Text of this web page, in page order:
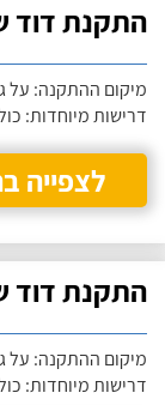
התקנת דוד
מיקום ההתקנה: על
דרישות מיוחדות:
לצפייה
התקנת דוד
מיקום ההתקנה: על
דרישות מיוחדות: